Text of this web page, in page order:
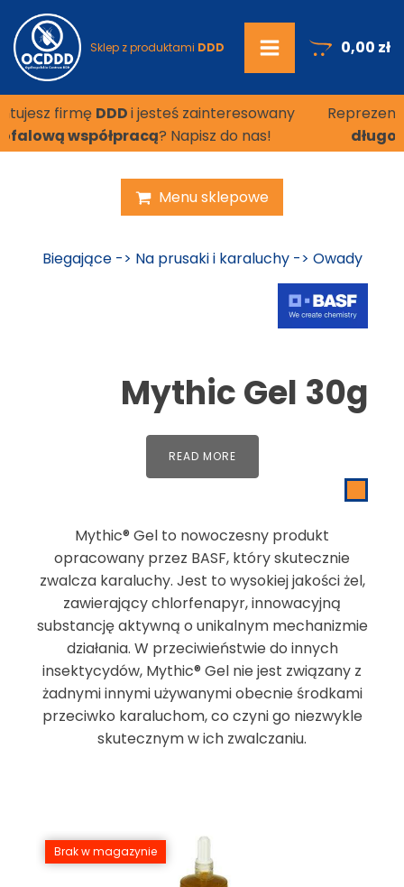
Sklep z produktami DDD 0,00 zł
jesteś zainteresowany
? Napisz do nas!
Reprezentujesz firmęDDDi
długofalową
Menu sklepowe
Biegające-> Na prusaki i karaluchy-> Owady
Mythic Gel 30g
READ MORE
Mythic® Gel to nowoczesny produkt
opracowany przez BASF, który skutecznie
zwalcza karaluchy. Jest to wysokiej jakości żel,
zawierający chlorfenapyr, innowacyjną
substancję aktywną o unikalnym mechanizmie
działania. W przeciwieństwie do innych
insektycydów, Mythic® Gel nie jest związany z
żadnymi innymi używanymi obecnie środkami
przeciwko karaluchom, co czyni go niezwykle
skutecznym w ich zwalczaniu.
Brak w magazynie